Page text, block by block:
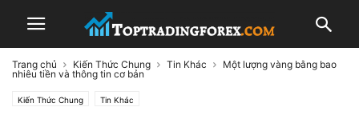
Trang chủ Kiến Thức Chung Tin Khác
Một lượng vàng bằng bao
nhiêu tiền và thông tin cơ bản
Kiến Thức Chung Tin Khác